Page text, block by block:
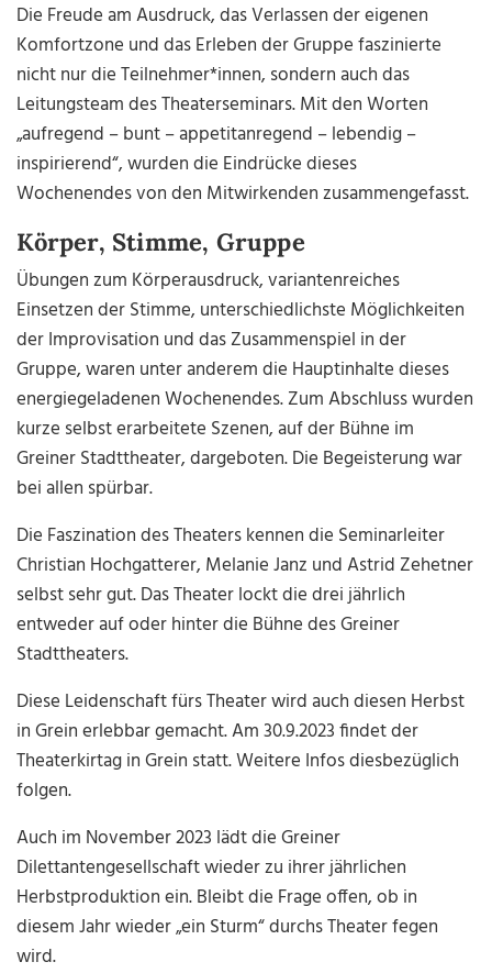
Die Freude am Ausdruck, das Verlassen der eigenen
Komfortzone und das Erleben der Gruppe faszinierte
nicht nur die Teilnehmer*innen, sondern auch das
Leitungsteam des Theaterseminars. Mit den Worten
„aufregend – bunt – appetitanregend – lebendig –
inspirierend“, wurden die Eindrücke dieses
Wochenendes von den Mitwirkenden zusammengefasst.
Körper, Stimme, Gruppe
Übungen zum Körperausdruck, variantenreiches
Einsetzen der Stimme, unterschiedlichste Möglichkeiten
der Improvisation und das Zusammenspiel in der
Gruppe, waren unter anderem die Hauptinhalte dieses
energiegeladenen Wochenendes. Zum Abschluss wurden
kurze selbst erarbeitete Szenen, auf der Bühne im
Greiner Stadttheater, dargeboten. Die Begeisterung war
bei allen spürbar.
Die Faszination des Theaters kennen die Seminarleiter
Christian Hochgatterer, Melanie Janz und Astrid Zehetner
selbst sehr gut. Das Theater lockt die drei jährlich
entweder auf oder hinter die Bühne des Greiner
Stadttheaters.
Diese Leidenschaft fürs Theater wird auch diesen Herbst
in Grein erlebbar gemacht. Am 30.9.2023 findet der
Theaterkirtag in Grein statt. Weitere Infos diesbezüglich
folgen.
Auch im November 2023 lädt die Greiner
Dilettantengesellschaft wieder zu ihrer jährlichen
Herbstproduktion ein. Bleibt die Frage offen, ob in
diesem Jahr wieder „ein Sturm“ durchs Theater fegen
wird.